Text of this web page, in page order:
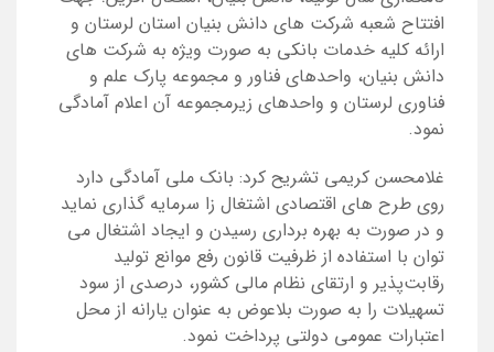
افتتاح شعبه شرکت های دانش بنیان استان لرستان و
ارائه کلیه خدمات بانکی به صورت ویژه به شرکت های
دانش بنیان، واحدهای فناور و مجموعه پارک علم و
فناوری لرستان و واحدهای زیرمجموعه آن اعلام آمادگی
نمود.
غلامحسن کریمی تشریح کرد: بانک ملی آمادگی دارد
روی طرح های اقتصادی اشتغال زا سرمایه گذاری نماید
و در صورت به بهره برداری رسیدن و ایجاد اشتغال می
توان با استفاده از ظرفیت قانون رفع موانع تولید
رقابت‌پذیر و ارتقای نظام مالی کشور، درصدی از سود
تسهیلات را به صورت بلاعوض به عنوان یارانه از محل
اعتبارات عمومی دولتی پرداخت نمود.